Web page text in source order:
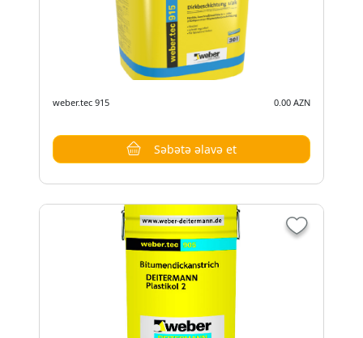
weber.tec 915 0.00 AZN
Səbətə əlavə et